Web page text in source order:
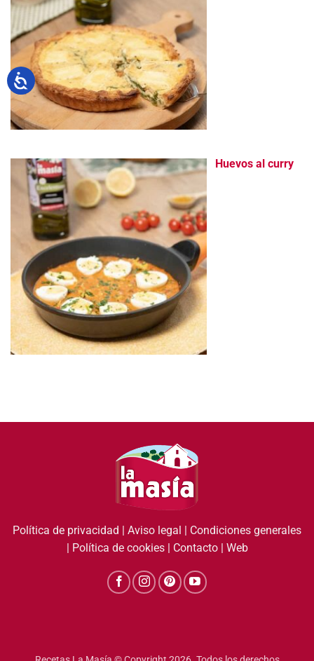
Huevos al curry
Política de privacidad | Aviso legal | Condiciones generales
| Política de cookies| Contacto| Web